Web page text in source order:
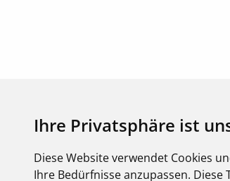
Ihre Privatsphäre ist
Diese Website verwendet Cookies
Ihre Bedürfnisse anzupassen.